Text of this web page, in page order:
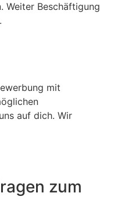
Weiter Beschäftigung
mit
auf dich. Wir
zum